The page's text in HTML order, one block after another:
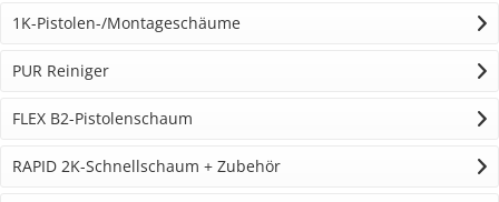
1K-Pistolen-/Montageschäume
PUR Reiniger
FLEX B2-Pistolenschaum
RAPID 2K-Schnellschaum + Zubehör